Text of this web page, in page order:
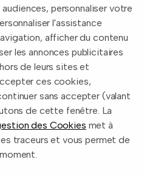
légales
d'utilisation
confidentialité
personnaliser votre
l'assistance
afficher du contenu
les annonces publicitaires
de leurs sites et
ces cookies,
sans accepter (valant
de cette fenêtre. La
des Cookies met à
traceurs et vous permet de